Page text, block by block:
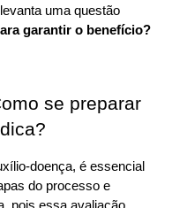
uma questão
garantir o benefício?
se preparar
doença, é essencial
do processo e